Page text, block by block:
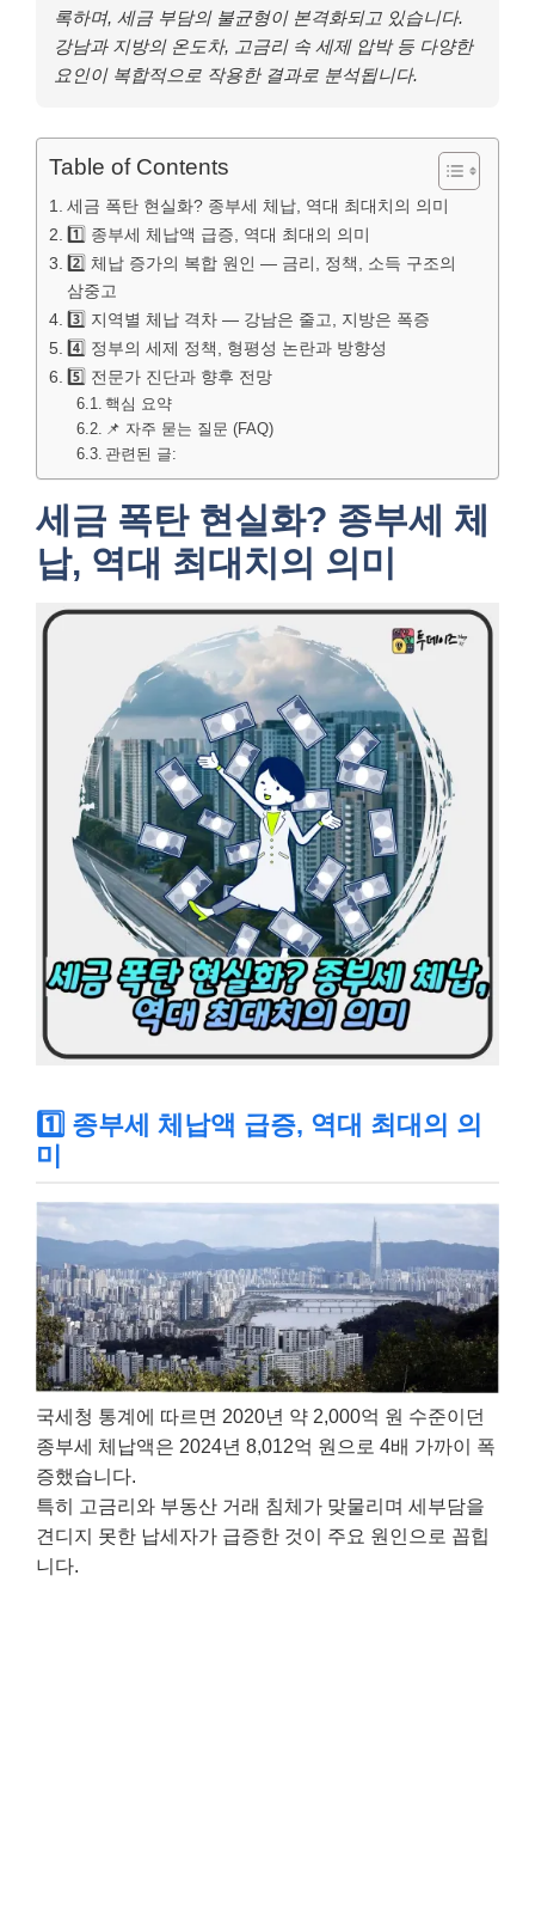
록하며, 세금 부담의 불균형이 본격화되고 있습니다.
강남과 지방의 온도차, 고금리 속 세제 압박 등 다양한
요인이 복합적으로 작용한 결과로 분석됩니다.
Table of Contents
세금 폭탄 현실화? 종부세 체납, 역대 최대치의 의미
1️⃣ 종부세 체납액 급증, 역대 최대의 의미
2️⃣ 체납 증가의 복합 원인 — 금리, 정책, 소득 구조의
삼중고
3️⃣ 지역별 체납 격차 — 강남은 줄고, 지방은 폭증
4️⃣ 정부의 세제 정책, 형평성 논란과 방향성
5️⃣ 전문가 진단과 향후 전망
핵심 요약
📌 자주 묻는 질문 (FAQ)
관련된 글:
세금 폭탄 현실화? 종부세 체
납, 역대 최대치의 의미
1️⃣ 종부세 체납액 급증, 역대 최대의 의
미
국세청 통계에 따르면 2020년 약 2,000억 원 수준이던
종부세 체납액은 2024년 8,012억 원으로 4배 가까이 폭
증했습니다.
특히 고금리와 부동산 거래 침체가 맞물리며 세부담을
견디지 못한 납세자가 급증한 것이 주요 원인으로 꼽힙
니다.